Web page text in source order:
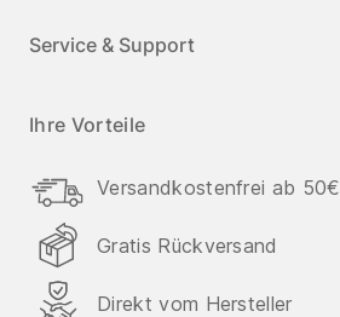
Service & Support
Ihre Vorteile
Versandkostenfrei ab 50€
Gratis Rückversand
Direkt vom Hersteller